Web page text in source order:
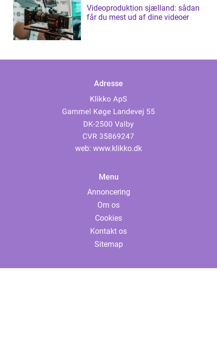
Videoproduktion sjælland: sådan
får du mest ud af dine videoer
Adresse
web: www.klikko.dk
Menu
Annoncering
Om os
Cookies
Kontakt os
Sitemap